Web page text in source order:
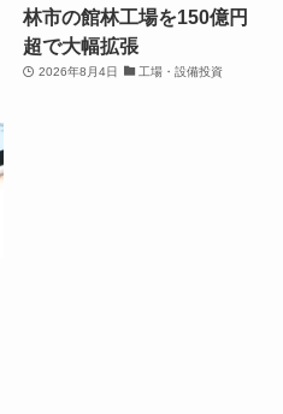
林市の館林工場を150億円
超で大幅拡張
2026年8月4日 工場・設備投資